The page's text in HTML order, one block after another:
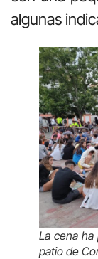
algunas
La cena
patio de